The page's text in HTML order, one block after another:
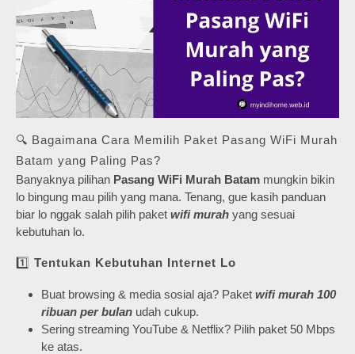
🔍 Bagaimana Cara Memilih Paket Pasang WiFi Murah
Batam yang Paling Pas?
Banyaknya pilihan Pasang WiFi Murah Batam mungkin bikin
lo bingung mau pilih yang mana. Tenang, gue kasih panduan
biar lo nggak salah pilih paket wifi murah yang sesuai
kebutuhan lo.
1️⃣ Tentukan Kebutuhan Internet Lo
Buat browsing & media sosial aja? Paket wifi murah 100
ribuan per bulan udah cukup.
Sering streaming YouTube & Netflix? Pilih paket 50 Mbps
ke atas.